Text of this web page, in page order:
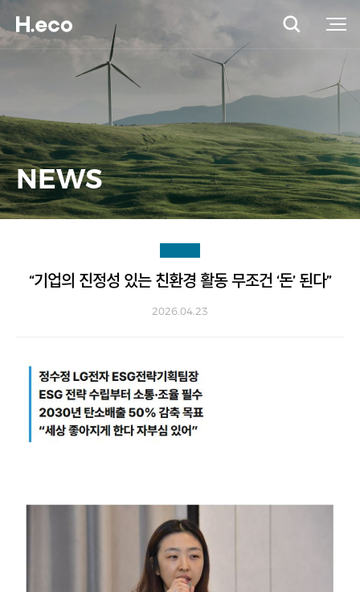
NEWS
“기업의 진정성 있는 친환경 활동 무조건 ‘돈’ 된다”
2026.04.23